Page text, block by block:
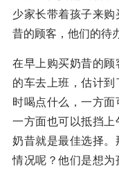
少家长带着孩子来
昔的顾客，他们的待
在早上购买奶昔的顾
的车去上班，估计
时喝点什么，一方面
一方面也可以抵挡
奶昔就是最佳选择。
情况呢？他们是想